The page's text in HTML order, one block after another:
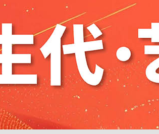
微课堂
作品欣赏
出版书籍